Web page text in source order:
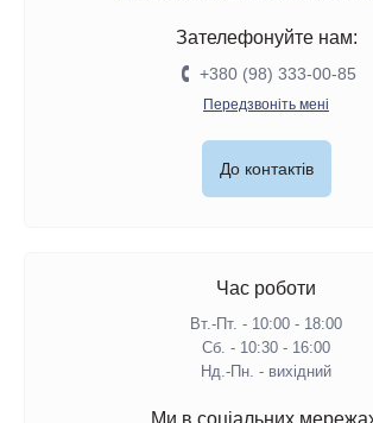
Зателефонуйте нам:
+380 (98) 333-00-85
Передзвоніть мені
До контактів
Час роботи
Вт.-Пт. - 10:00 - 18:00
Сб. - 10:30 - 16:00
Нд.-Пн. - вихідний
Ми в соціальних